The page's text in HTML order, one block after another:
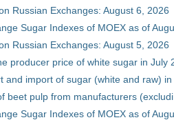
Russian Exchanges: August 6, 2026
Sugar Indexes of MOEX as of
Russian Exchanges: August 5, 2026
producer price of white sugar in July
and import of sugar (white and raw)
beet pulp from manufacturers
Sugar Indexes of MOEX as of